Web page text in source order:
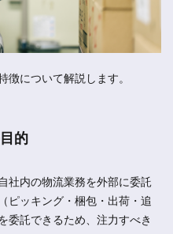
徴について解説します。
的
社内の物流業務を外部に委託
ピッキング・梱包・出荷・追
委託できるため、注力すべき